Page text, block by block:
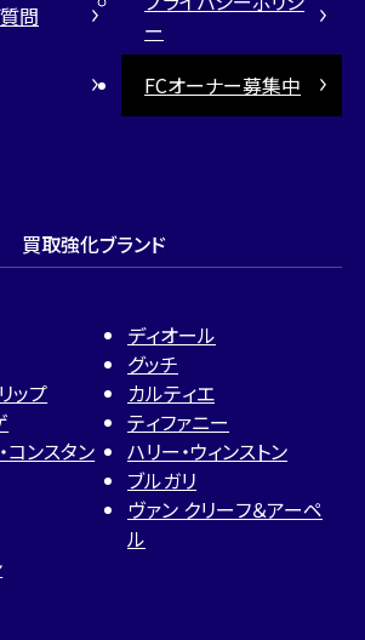
問
ー
FCオーナー募集中
買取強化ブランド
ップ
コンスタン
ディオール
グッチ
カルティエ
ティファニー
ハリー・ウィンストン
ブルガリ
ヴァン クリーフ＆アーペ
ル